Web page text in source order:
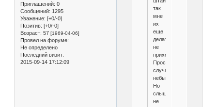
Приглашений: 0
Сообщений: 1295
Уважение: [+0/-0]
Позитив: [+0/-0]
Возраст: 57 [1969-04-06]
Провел на форуме:
Не определено
Последний визит:
2015-09-14 17:12:09
так
мне
их
еще
делать
не
приходилось.
Просто
случая
небыло.
Но
слышал
не